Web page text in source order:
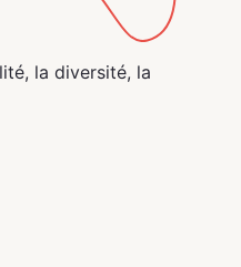
la diversité, la